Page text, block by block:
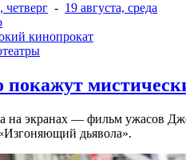
четверг - 19 августа, среда
кинопрокат
покажут
на экранах — фильм ужасов
дьявола».